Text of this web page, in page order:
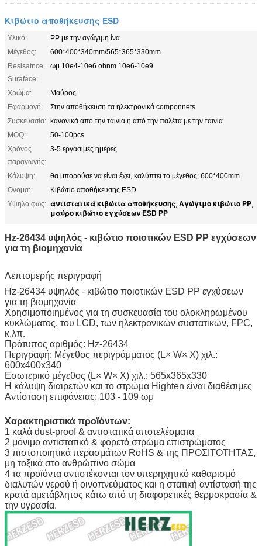
Κιβώτιο αποθήκευσης ESD
Υλικό:
PP με την αγώγιμη ίνα
Μέγεθος:
600*400*340mm/565*365*330mm
Resisatnce
Suraface:
ωμ 10e4-10e6 ohnm 10e6-10e9
Χρώμα:
Μαύρος
Εφαρμογή:
Στην αποθήκευση τα ηλεκτρονικά componnets
Συσκευασία: κανονικά από την ταινία ή από την παλέτα με την ταινία
MOQ:
50-100pcs
Χρόνος
παραγωγής:
3-5 εργάσιμες ημέρες
Κάλυψη:
θα μπορούσε να είναι έχει, καλύπτει το μέγεθος: 600*400mm
Όνομα:
Κιβώτιο αποθήκευσης ESD
Υψηλό φως: αντιστατικά κιβώτια αποθήκευσης, Αγώγιμο κιβώτιο PP,
μαύρο κιβώτιο εγχύσεων ESD PP
Hz-26434 υψηλός - κιβώτιο ποιοτικών ESD PP εγχύσεων
για τη βιομηχανία
Λεπτομερής περιγραφή
Hz-26434 υψηλός - κιβώτιο ποιοτικών ESD PP εγχύσεων
για τη βιομηχανία
Χρησιμοποιημένος για τη συσκευασία του ολοκληρωμένου
κυκλώματος, του LCD, των ηλεκτρονικών συστατικών, FPC,
κ.λπ.
Πρότυπος αριθμός: Hz-26434
Περιγραφή: Μέγεθος περιγράμματος (L× W× Χ) χιλ.:
600x400x340
Εσωτερικό μέγεθος (L× W× Χ) χιλ.: 565x365x330
Η κάλυψη διαιρετών και το στρώμα Highten είναι διαθέσιμες
Αντίσταση επιφάνειας: 103 - 109 ωμ
Χαρακτηριστικά προϊόντων:
1 καλά dust-proof & αντιστατικά αποτελέσματα
2 μόνιμο αντιστατικό & φορετό στρώμα επιστρώματος
3 πιστοποιητικά περασμάτων RoHS & της ΠΡΟΣΙΤΟΤΗΤΑΣ,
μη τοξικά στο ανθρώπινο σώμα
4 τα προϊόντα αντιστέκονται τον υπερηχητικό καθαρισμό
διαλυτών νερού ή οινοπνεύματος και η στατική αντίστασή της
κρατά αμετάβλητος κάτω από τη διαφορετικές θερμοκρασία &
την υγρασία.